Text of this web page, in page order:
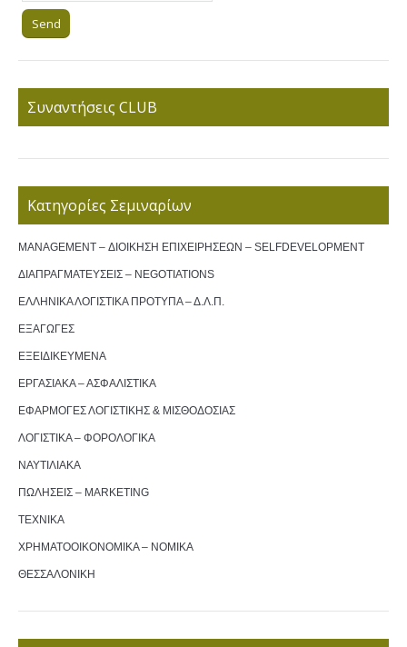
Συναντήσεις CLUB
Κατηγορίες Σεμιναρίων
MANAGEMENT – ΔΙΟΙΚΗΣΗ ΕΠΙΧΕΙΡΗΣΕΩΝ – SELFDEVELOPMENT
ΔΙΑΠΡΑΓΜΑΤΕΥΣΕΙΣ – NEGOTIATIONS
ΕΛΛΗΝΙΚΑ ΛΟΓΙΣΤΙΚΑ ΠΡΟΤΥΠΑ – Δ.Λ.Π.
ΕΞΑΓΩΓΕΣ
ΕΞΕΙΔΙΚΕΥΜΕΝΑ
ΕΡΓΑΣΙΑΚΑ – ΑΣΦΑΛΙΣΤΙΚΑ
ΕΦΑΡΜΟΓΕΣ ΛΟΓΙΣΤΙΚΗΣ & ΜΙΣΘΟΔΟΣΙΑΣ
ΛΟΓΙΣΤΙΚΑ – ΦΟΡΟΛΟΓΙΚΑ
ΝΑΥΤΙΛΙΑΚΑ
ΠΩΛΗΣΕΙΣ – MARKETING
ΤΕΧΝΙΚΑ
ΧΡΗΜΑΤΟΟΙΚΟΝΟΜΙΚΑ – ΝΟΜΙΚΑ
ΘΕΣΣΑΛΟΝΙΚΗ